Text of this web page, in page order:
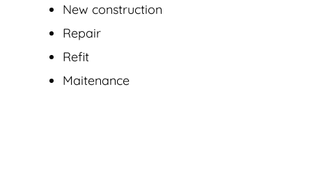
New construction
Repair
Refit
Maitenance